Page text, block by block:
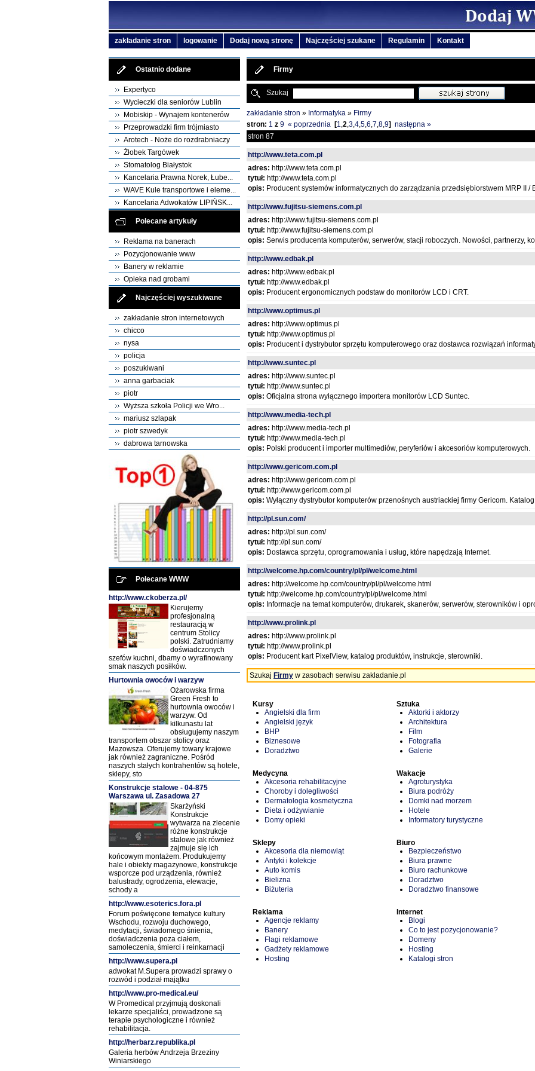
zakładanie stron logowanie Dodaj nową stronę Najczęściej szukane Regulamin Kontakt
Firmy
Szukaj
zakładanie stron » Informatyka » Firmy
stron: 1 z 9 « poprzednia [1,2,3,4,5,6,7,8,9] następna »
stron 87
http://www.teta.com.pl
adres: http://www.teta.com.pl
tytuł: http://www.teta.com.pl
opis: Producent systemów informatycznych do zarządzania przedsiębiorstwem MRP II /
http://www.fujitsu-siemens.com.pl
adres: http://www.fujitsu-siemens.com.pl
tytuł: http://www.fujitsu-siemens.com.pl
opis: Serwis producenta komputerów, serwerów, stacji roboczych. Nowości, partnerzy,
http://www.edbak.pl
adres: http://www.edbak.pl
tytuł: http://www.edbak.pl
opis: Producent ergonomicznych podstaw do monitorów LCD i CRT.
http://www.optimus.pl
adres: http://www.optimus.pl
tytuł: http://www.optimus.pl
opis: Producent i dystrybutor sprzętu komputerowego oraz dostawca rozwiązań
http://www.suntec.pl
adres: http://www.suntec.pl
tytuł: http://www.suntec.pl
opis: Oficjalna strona wyłącznego importera monitorów LCD Suntec.
http://www.media-tech.pl
adres: http://www.media-tech.pl
tytuł: http://www.media-tech.pl
opis: Polski producent i importer multimediów, peryferiów i akcesoriów komputerowych.
http://www.gericom.com.pl
adres: http://www.gericom.com.pl
tytuł: http://www.gericom.com.pl
opis: Wyłączny dystrybutor komputerów przenośnych austriackiej firmy Gericom.
http://pl.sun.com/
adres: http://pl.sun.com/
tytuł: http://pl.sun.com/
opis: Dostawca sprzętu, oprogramowania i usług, które napędzają Internet.
http://welcome.hp.com/country/pl/pl/welcome.html
adres: http://welcome.hp.com/country/pl/pl/welcome.html
tytuł: http://welcome.hp.com/country/pl/pl/welcome.html
opis: Informacje na temat komputerów, drukarek, skanerów, serwerów, sterowników i
http://www.prolink.pl
adres: http://www.prolink.pl
tytuł: http://www.prolink.pl
opis: Producent kart PixelView, katalog produktów, instrukcje, sterowniki.
Szukaj Firmy w zasobach serwisu zakladanie.pl
Kursy
Angielski dla firm
Angielski język
BHP
Biznesowe
Doradztwo
Sztuka
Aktorki i aktorzy
Architektura
Film
Fotografia
Galerie
Medycyna
Akcesoria rehabilitacyjne
Choroby i dolegliwości
Dermatologia kosmetyczna
Dieta i odżywianie
Domy opieki
Wakacje
Agroturystyka
Biura podróży
Domki nad morzem
Hotele
Informatory turystyczne
Sklepy
Akcesoria dla niemowląt
Antyki i kolekcje
Auto komis
Bielizna
Biżuteria
Biuro
Bezpieczeństwo
Biura prawne
Biuro rachunkowe
Doradztwo
Doradztwo finansowe
Reklama
Agencje reklamy
Banery
Flagi reklamowe
Gadżety reklamowe
Hosting
Internet
Blogi
Co to jest pozycjonowanie?
Domeny
Hosting
Katalogi stron
Ostatnio dodane
Expertyco
Wycieczki dla seniorów Lublin
Mobiskip - Wynajem kontenerów
Przeprowadzki firm trójmiasto
Arotech - Noże do rozdrabniaczy
Żłobek Targówek
Stomatolog Białystok
Kancelaria Prawna Norek, Łube...
WAVE Kule transportowe i eleme...
Kancelaria Adwokatów LIPIŃSK...
Polecane artykuły
Reklama na banerach
Pozycjonowanie www
Banery w reklamie
Opieka nad grobami
Najczęściej wyszukiwane
zakładanie stron internetowych
chicco
nysa
policja
poszukiwani
anna garbaciak
piotr
Wyższa szkoła Policji we Wro...
mariusz szlapak
piotr szwedyk
dabrowa tarnowska
Polecane WWW
http://www.ckoberza.pl/
Kierujemy
profesjonalną
restauracją w
centrum Stolicy
polski. Zatrudniamy
doświadczonych
szefów kuchni, dbamy o wyrafinowany
smak naszych posiłków.
Hurtownia owoców i warzyw
Ożarowska firma
Green Fresh to
hurtownia owoców i
warzyw. Od
kilkunastu lat
obsługujemy naszym
transportem obszar stolicy oraz
Mazowsza. Oferujemy towary krajowe
jak również zagraniczne. Pośród
naszych stałych kontrahentów są hotele,
sklepy, sto
Konstrukcje stalowe - 04-875
Warszawa ul. Zasadowa 27
Skarżyński
Konstrukcje
wytwarza na zlecenie
różne konstrukcje
stalowe jak również
zajmuje się ich
końcowym montażem. Produkujemy
hale i obiekty magazynowe, konstrukcje
wsporcze pod urządzenia, również
balustrady, ogrodzenia, elewacje,
schody a
http://www.esoterics.fora.pl
Forum poświęcone tematyce kultury
Wschodu, rozwoju duchowego,
medytacji, świadomego śnienia,
doświadczenia poza ciałem,
samoleczenia, śmierci i reinkarnacji
http://www.supera.pl
adwokat M.Supera prowadzi sprawy o
rozwód i podział majątku
http://www.pro-medical.eu/
W Promedical przyjmują doskonali
lekarze specjaliści, prowadzone są
terapie psychologiczne i również
rehabilitacja.
http://herbarz.republika.pl
Galeria herbów Andrzeja Brzeziny
Winiarskiego